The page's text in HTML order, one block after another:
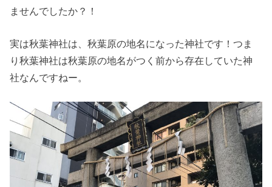
ませんでしたか？！
実は秋葉神社は、秋葉原の地名になった神社です！つま
り秋葉神社は秋葉原の地名がつく前から存在していた神
社なんですねー。